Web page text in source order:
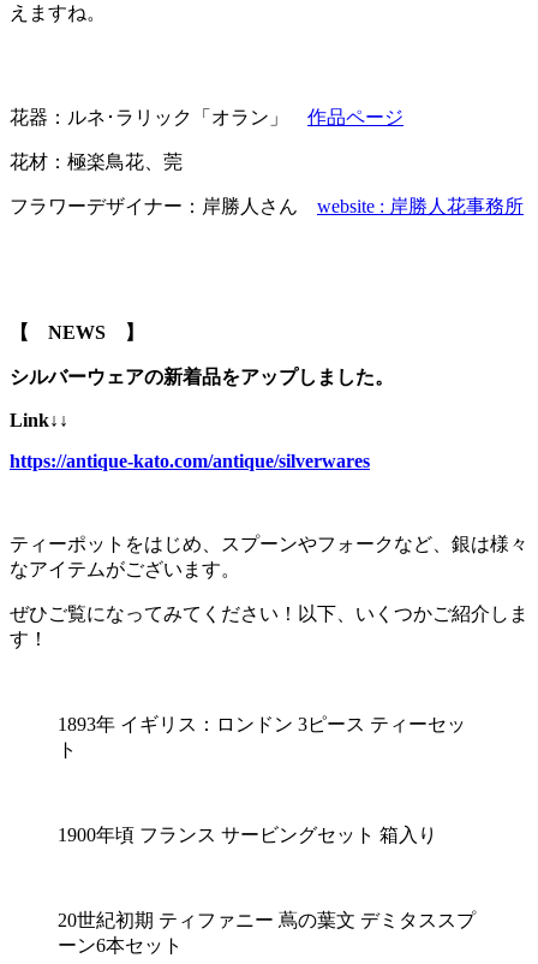
えますね。
花器：ルネ･ラリック「オラン」 作品ページ
花材：極楽鳥花、莞
フラワーデザイナー：岸勝人さん website : 岸勝人花事務所
【 NEWS 】
シルバーウェアの新着品をアップしました。
Link↓↓
https://antique-kato.com/antique/silverwares
ティーポットをはじめ、スプーンやフォークなど、銀は様々
なアイテムがございます。
ぜひご覧になってみてください！以下、いくつかご紹介しま
す！
1893年 イギリス：ロンドン 3ピース ティーセッ
ト
1900年頃 フランス サービングセット 箱入り
20世紀初期 ティファニー 蔦の葉文 デミタススプ
ーン6本セット